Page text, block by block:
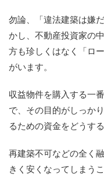
勿論、「違法建築は嫌
かし、不動産投資家の
方も珍しくはなく「ロ
がいます。
収益物件を購入する一
で、その目的がしっか
るための資金をどうす
再建築不可などの全く
きく安くなってしまう